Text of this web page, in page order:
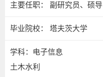
主要任职： 副研究员、硕导
毕业院校： 塔夫茨大学
学科：电子信息
土木水利